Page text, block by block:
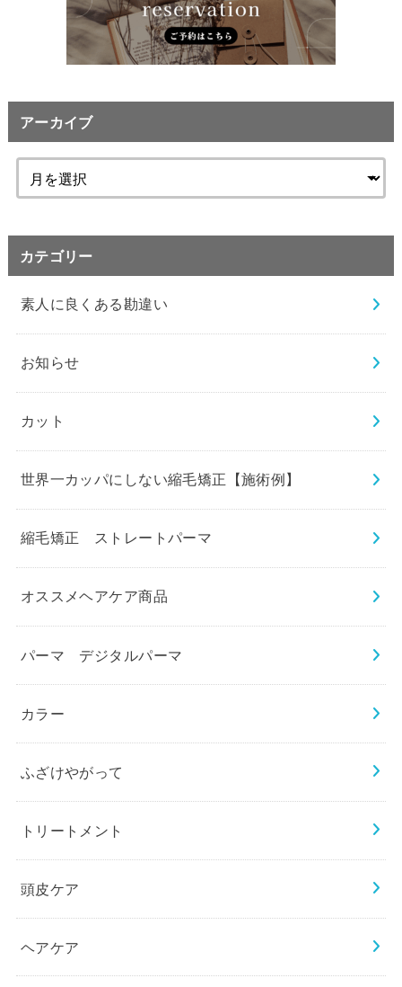
アーカイブ
カテゴリー
素人に良くある勘違い
お知らせ
カット
世界一カッパにしない縮毛矯正【施術例】
縮毛矯正 ストレートパーマ
オススメヘアケア商品
パーマ デジタルパーマ
カラー
ふざけやがって
トリートメント
頭皮ケア
ヘアケア